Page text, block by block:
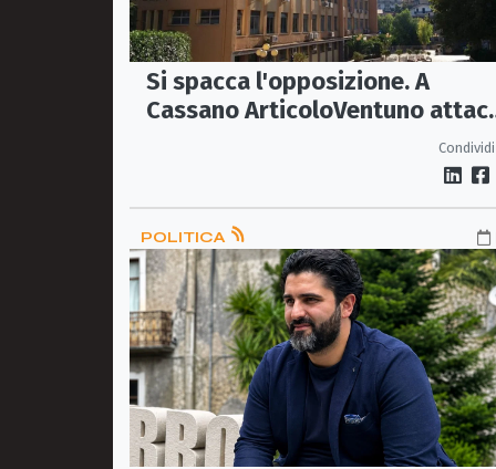
Si spacca l'opposizione. A
Cassano ArticoloVentuno
Avena e ne chiede le dimissioni
POLITICA